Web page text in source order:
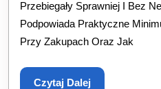
Przebiegały Sprawniej I Bez
Podpowiada Praktyczne
Przy Zakupach Oraz Jak
Czytaj DalejCzytaj